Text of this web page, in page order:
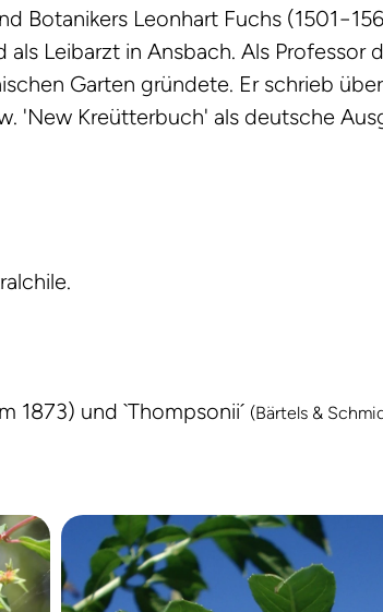
Botanikers Leonhart Fuchs
Leibarzt in Ansbach. Als Professor
Garten gründete. Er schrieb
'New Kreütterbuch' als deutsche
1873) und `Thompsonii´ (Bärtels &